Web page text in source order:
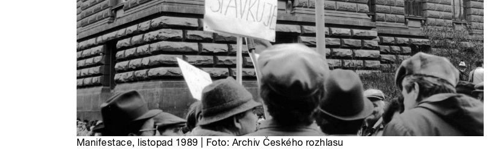
Manifestace, listopad 1989 | Foto: Archiv Českého rozhlasu